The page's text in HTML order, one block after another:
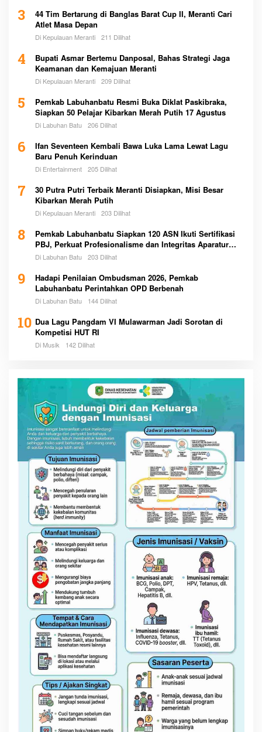
3
44 Tim Bertarung di Banglas Barat Cup II, Meranti Cari
Atlet Masa Depan
Di Kepulauan Meranti 211 Dilihat
4
Bupati Asmar Bertemu Danposal, Bahas Strategi Jaga
Keamanan dan Kemajuan Meranti
Di Kepulauan Meranti 209 Dilihat
5
Pemkab Labuhanbatu Resmi Buka Diklat Paskibraka,
Siapkan 50 Pelajar Kibarkan Merah Putih 17 Agustus
Di Labuhan Batu 206 Dilihat
6
Ifan Seventeen Kembali Bawa Luka Lama Lewat Lagu
Baru Penuh Kerinduan
Di Entertainment 205 Dilihat
7
30 Putra Putri Terbaik Meranti Disiapkan, Misi Besar
Kibarkan Merah Putih
Di Kepulauan Meranti 203 Dilihat
8
Pemkab Labuhanbatu Siapkan 120 ASN Ikuti Sertifikasi
PBJ, Perkuat Profesionalisme dan Integritas Aparatur
Pemerintah
Di Labuhan Batu 203 Dilihat
9
Hadapi Penilaian Ombudsman 2026, Pemkab
Labuhanbatu Perintahkan OPD Berbenah
Di Labuhan Batu 144 Dilihat
10 Dua Lagu Pangdam VI Mulawarman Jadi Sorotan di
Kompetisi HUT RI
Di Musik 142 Dilihat